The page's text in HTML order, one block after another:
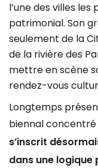
l’une des villes
patrimonial. Son
seulement de la
de la rivière des
mettre en scène
rendez-vous
Longtemps
biennal concentré
s’inscrit
dans une logique